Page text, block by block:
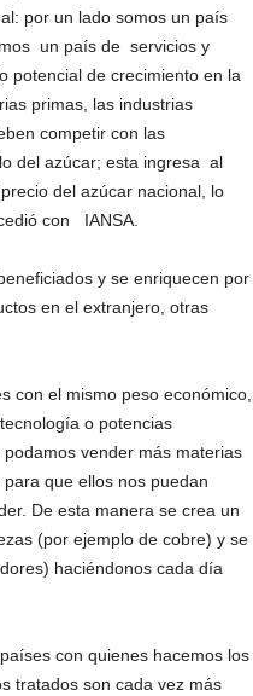
por un lado somos un país
un país de servicios y
potencial de crecimiento en la
primas, las industrias
competir con las
del azúcar; esta ingresa al
del azúcar nacional, lo
con IANSA.
y se enriquecen por
en el extranjero, otras
con el mismo peso económico,
o potencias
vender más materias
que ellos nos puedan
De esta manera se crea un
(por ejemplo de cobre) y se
haciéndonos cada día
con quienes hacemos los
tratados son cada vez más